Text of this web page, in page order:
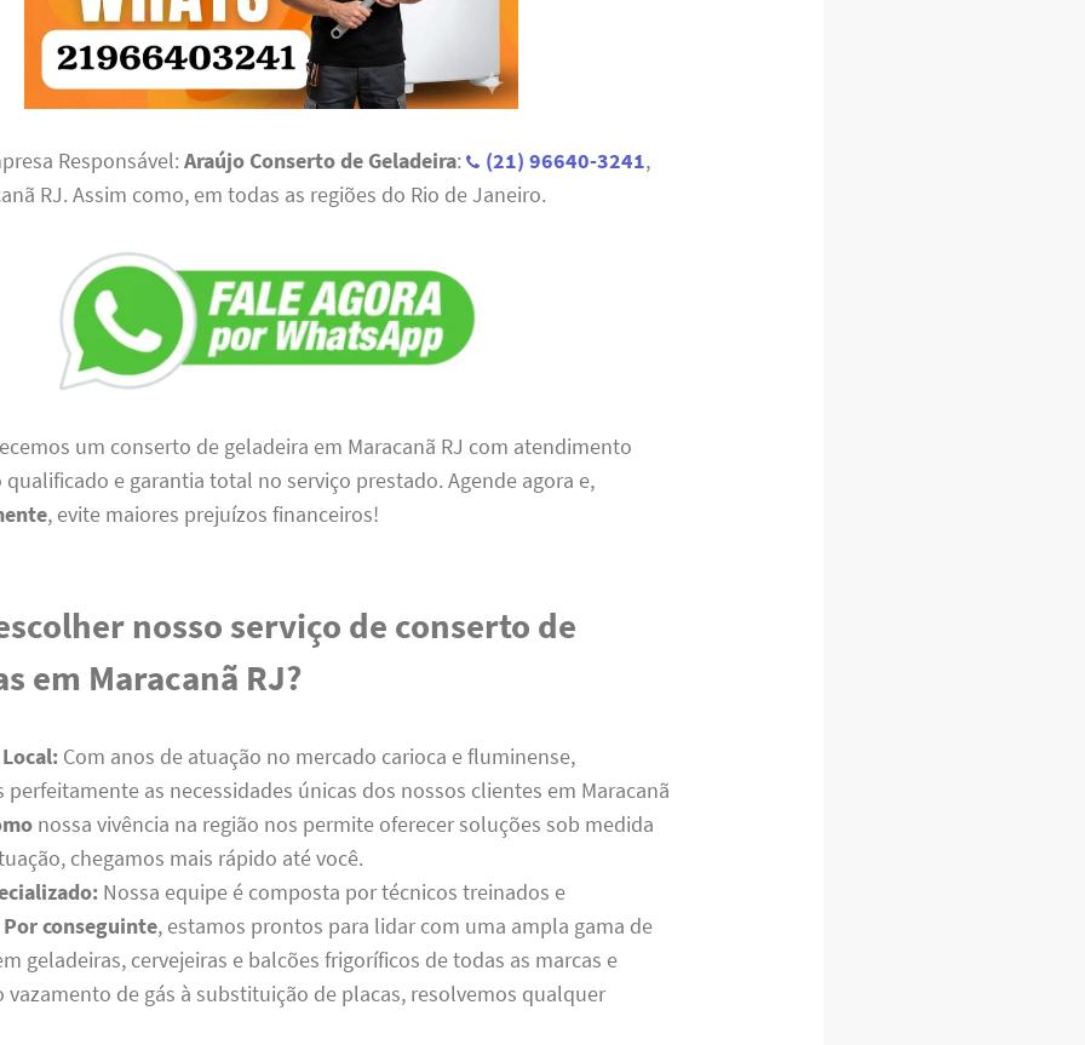
Responsável:Araújo Conserto de Geladeira: (21) 96640-3241,
RJ. Assim como, em todas as regiões do Rio de Janeiro.
um conserto de geladeira em Maracanã RJ com atendimento
e garantia total no serviço prestado. Agende agora e,
, evite maiores prejuízos financeiros!
nosso serviço de conserto de
em Maracanã RJ?
Com anos de atuação no mercado carioca e fluminense,
perfeitamente as necessidades únicas dos nossos clientes em Maracanã
nossa vivência na região nos permite oferecer soluções sob medida
chegamos mais rápido até você.
Nossa equipe é composta por técnicos treinados e
Por conseguinte, estamos prontos para lidar com uma ampla gama de
geladeiras, cervejeiras e balcões frigoríficos de todas as marcas e
vazamento de gás à substituição de placas, resolvemos qualquer